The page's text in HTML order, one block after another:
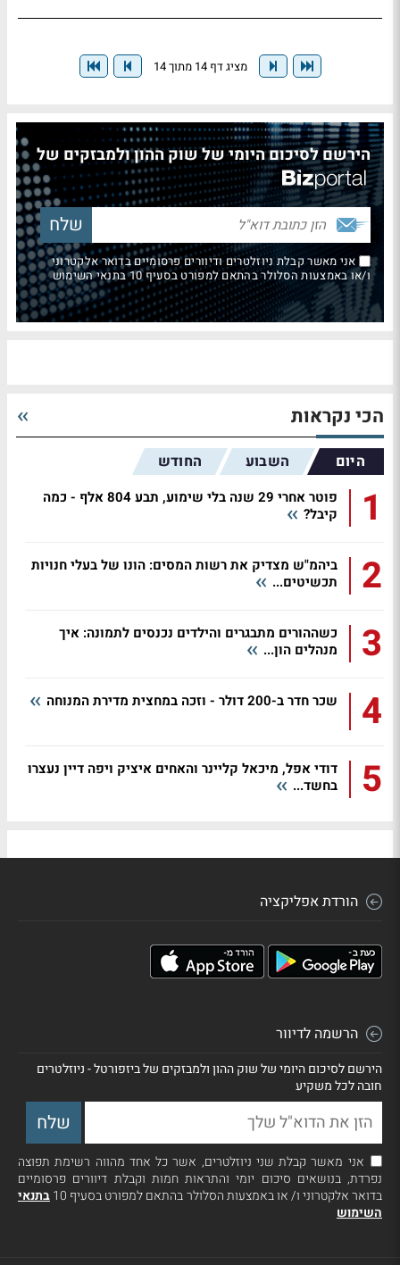
מציג דף 14 מתוך 14
הירשם לסיכום היומי של שוק ההון ולמבזקים של
אני מאשר קבלת ניוזלטרים ודיוורים פרסומיים בדואר אלקטרוני
ו/או באמצעות הסלולר בהתאם למפורט בסעיף 10 בתנאי השימוש
הכי נקראות
היום השבוע החודש
1
פוטר אחרי 29 שנה בלי שימוע, תבע 804 אלף - כמה
קיבל?
2
ביהמ"ש מצדיק את רשות המסים: הונו של בעלי חנויות
תכשיטים...
3
כשההורים מתבגרים והילדים נכנסים לתמונה: איך
מנהלים הון...
4 שכר חדר ב-200 דולר - וזכה במחצית מדירת המנוחה
5
דודי אפל, מיכאל קליינר והאחים איציק ויפה דיין נעצרו
בחשד...
הורדת אפליקציה
הרשמה לדיוור
הירשם לסיכום היומי של שוק ההון ולמבזקים של ביזפורטל - ניוזלטרים
חובה לכל משקיע
אני מאשר קבלת שני ניוזלטרים, אשר כל אחד מהווה רשימת תפוצה
נפרדת, בנושאים סיכום יומי והתראות חמות וקבלת דיוורים פרסומיים
בדואר אלקטרוני ו/ או באמצעות הסלולר בהתאם למפורט בסעיף 10
בתנאי
השימוש